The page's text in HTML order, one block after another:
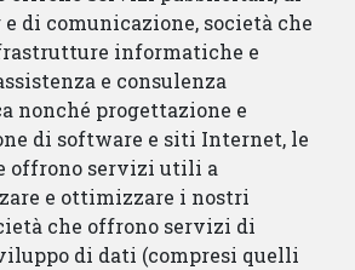
di comunicazione, società che
informatiche e
e consulenza
nonché progettazione e
di software e siti Internet, le
offrono servizi utili a
e ottimizzare i nostri
che offrono servizi di
di dati (compresi quelli